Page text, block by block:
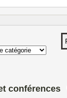
conférences